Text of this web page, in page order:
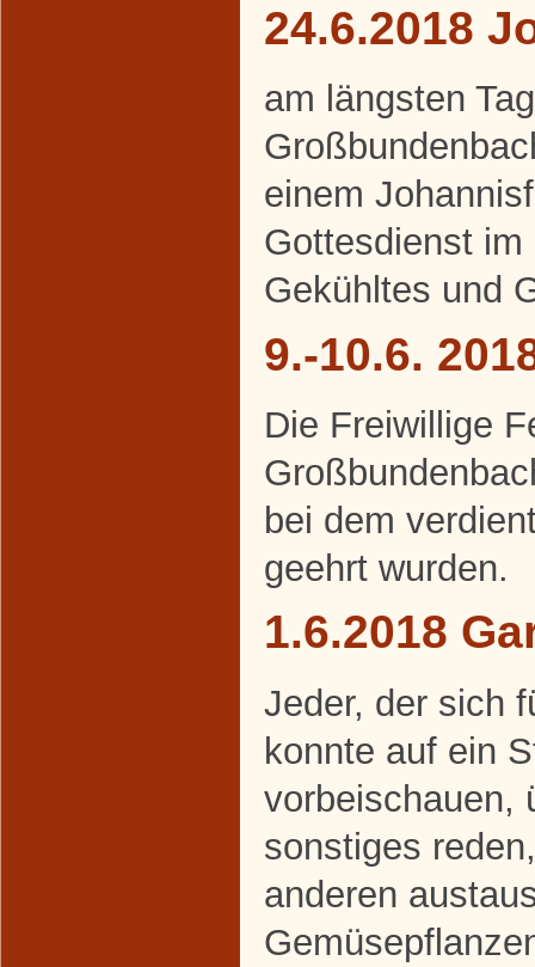
24.6.2018
am längsten
einem
Gottesdienst
Gekühltes und
9.-10.6.
Die Freiwillige
bei dem
geehrt wurden.
1.6.2018
Jeder, der sich
konnte auf ein
vorbeischauen,
sonstiges
anderen